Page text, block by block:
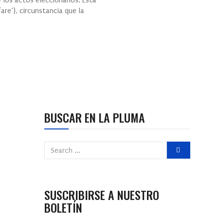
circunstancia que la
BUSCAR EN LA PLUMA
SUSCRIBIRSE A NUESTRO
BOLETÍN